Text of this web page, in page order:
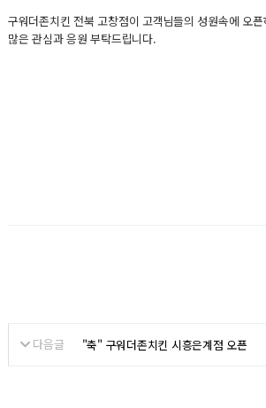
구워더존치킨 전북 고창점이 고객님들의 성원속에 오
많은 관심과 응원 부탁드립니다.
다음글 "축" 구워더존치킨 시흥은계점 오픈